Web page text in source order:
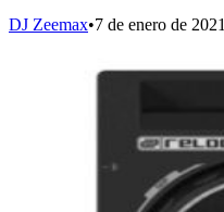
DJ Zeemax•7 de enero de 2021